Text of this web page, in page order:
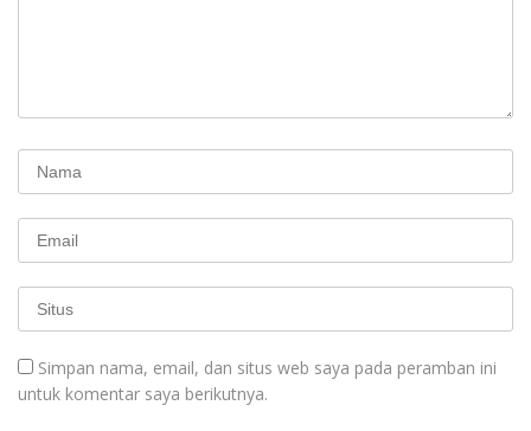
Simpan nama, email, dan situs web saya pada peramban ini
untuk komentar saya berikutnya.